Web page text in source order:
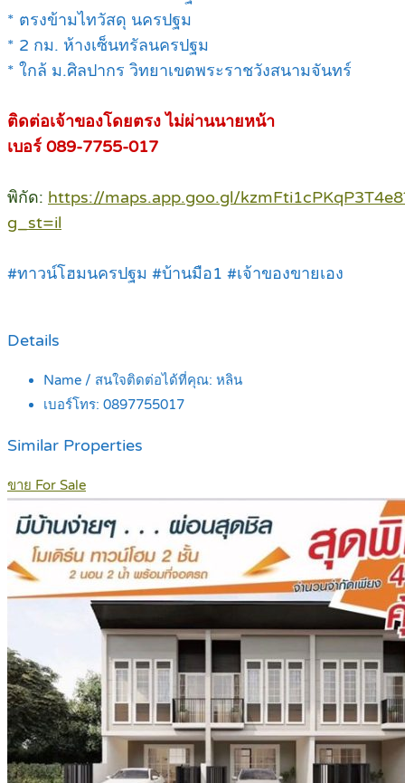
* ตรงข้ามไทวัสดุ นครปฐม
* 2 กม. ห้างเซ็นทรัลนครปฐม
* ใกล้ ม.ศิลปากร วิทยาเขตพระราชวังสนามจันทร์
ติดต่อเจ้าของโดยตรง ไม่ผ่านนายหน้า
เบอร์ 089-7755-017
พิกัด: https://maps.app.goo.gl/
g_st=il
#ทาวน์โฮมนครปฐม #บ้านมือ1 #เจ้าของขายเอง
Details
Name / สนใจติดต่อได้ที่คุณ: หลิน
เบอร์โทร: 0897755017
Similar Properties
ขาย For Sale